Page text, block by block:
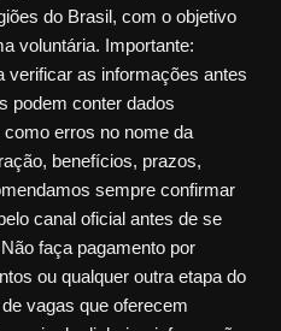
do Brasil, com o objetivo
voluntária. Importante:
verificar as informações antes
podem conter dados
erros no nome da
benefícios, prazos,
sempre confirmar
canal oficial antes de se
faça pagamento por
ou qualquer outra etapa do
vagas que oferecem